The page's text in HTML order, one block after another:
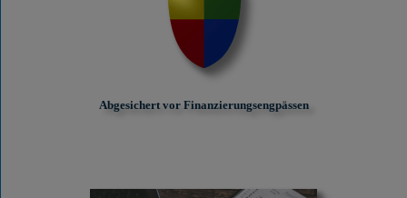
Abgesichert vor Finanzierungs­engpässen